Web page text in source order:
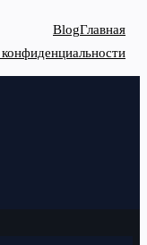
BlogГлавная